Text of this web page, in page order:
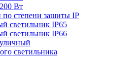
Вт
по степени защиты IP
светильник IP65
светильник IP66
светильника